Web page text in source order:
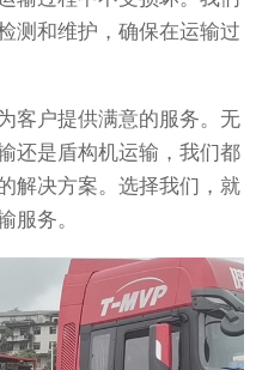
测和维护，确保在运输过
客户提供满意的服务。无
还是盾构机运输，我们都
解决方案。选择我们，就
服务。